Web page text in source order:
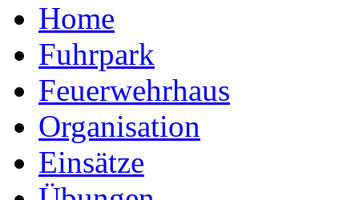
Home
Fuhrpark
Feuerwehrhaus
Organisation
Einsätze